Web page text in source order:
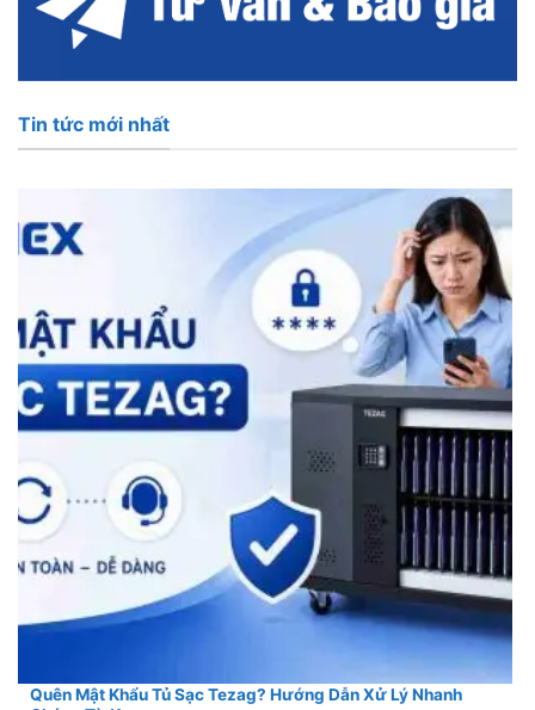
Tin tức mới nhất
Quên Mật Khẩu Tủ Sạc Tezag? Hướng Dẫn Xử Lý Nhanh